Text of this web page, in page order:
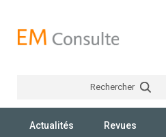
Rechercher
Actualités Revues